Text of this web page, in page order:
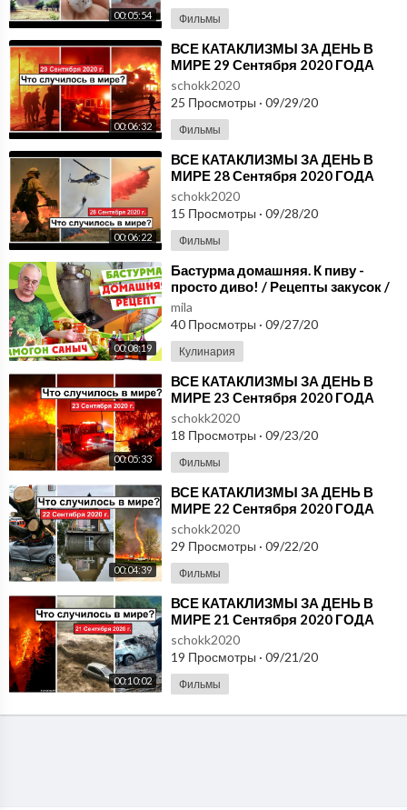
00:05:54 Фильмы
00:06:32
⁣ВСЕ КАТАКЛИЗМЫ ЗА ДЕНЬ В
МИРЕ 29 Сентября 2020 ГОДА
#ДрожьЗемли #Катаклизмы
schokk2020
25 Просмотры · 09/29/20
Фильмы
00:06:22
⁣ВСЕ КАТАКЛИЗМЫ ЗА ДЕНЬ В
МИРЕ 28 Сентября 2020 ГОДА
#ДрожьЗемли #Катаклизмы
schokk2020
15 Просмотры · 09/28/20
Фильмы
00:08:19
⁣Бастурма домашняя. К пиву -
просто диво! / Рецепты закусок /
Самогон Саныч
mila
40 Просмотры · 09/27/20
Кулинария
00:05:33
⁣ВСЕ КАТАКЛИЗМЫ ЗА ДЕНЬ В
МИРЕ 23 Сентября 2020 ГОДА
#ДрожьЗемли #Катаклизмы
schokk2020
18 Просмотры · 09/23/20
Фильмы
00:04:39
⁣ВСЕ КАТАКЛИЗМЫ ЗА ДЕНЬ В
МИРЕ 22 Сентября 2020 ГОДА
#ДрожьЗемли #Катаклизмы
schokk2020
29 Просмотры · 09/22/20
Фильмы
00:10:02
⁣ВСЕ КАТАКЛИЗМЫ ЗА ДЕНЬ В
МИРЕ 21 Сентября 2020 ГОДА
#ДрожьЗемли #Катаклизмы
schokk2020
19 Просмотры · 09/21/20
Фильмы